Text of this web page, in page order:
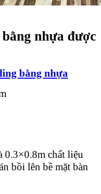
nhựa được
bằng nhựa
0.3×0.8m chất liệu
bồi lên bề mặt bàn